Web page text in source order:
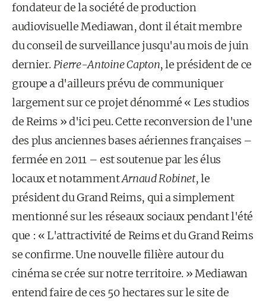
fondateur de la société de production
audiovisuelle Mediawan, dont il était membre
du conseil de surveillance jusqu'au mois de juin
dernier.Pierre-Antoine Capton, le président de ce
groupe a d'ailleurs prévu de communiquer
largement sur ce projet dénommé « Les studios
de Reims » d'ici peu. Cette reconversion de l'une
des plus anciennes bases aériennes françaises –
fermée en 2011 – est soutenue par les élus
locaux et notammentArnaud Robinet, le
président du Grand Reims, qui a simplement
mentionné sur les réseaux sociaux pendant l'été
que : « L'attractivité de Reims et du Grand Reims
se confirme. Une nouvelle filière autour du
cinéma se crée sur notre territoire. » Mediawan
entend faire de ces 50 hectares sur le site de